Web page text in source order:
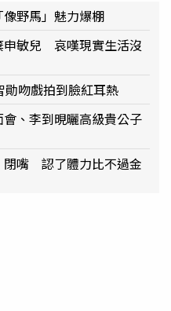
野馬」魅力爆棚
申敏兒 哀嘆現實生活沒
吻戲拍到臉紅耳熱
、李到晛曬高級貴公子
閉嘴 認了體力比不過金